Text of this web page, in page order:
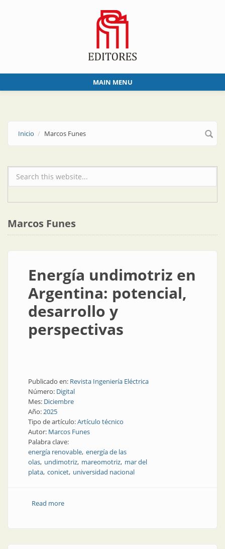
MAIN MENU
Inicio Marcos Funes
Formulario de búsqueda
Marcos Funes
Energía undimotriz en
Argentina: potencial,
desarrollo y
perspectivas
Publicado en: Revista Ingeniería Eléctrica
Número: Digital
Mes: Diciembre
Año:2025
Tipo de artículo:Artículo técnico
Autor: Marcos Funes
Palabra clave:
energía renovable energía de las
olas undimotriz mareomotriz mar del
plata conicet universidad nacional
Read moreabout Energía undimotriz en Argentina: potencial,